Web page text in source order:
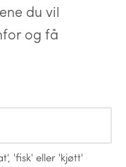
du vil
og få
, 'fisk' eller 'kjøtt'